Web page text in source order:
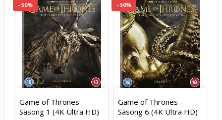
- 50%
Game of Thrones -
Säsong 1 (4K Ultra HD)
- 50%
Game of Thrones -
Säsong 6 (4K Ultra HD)